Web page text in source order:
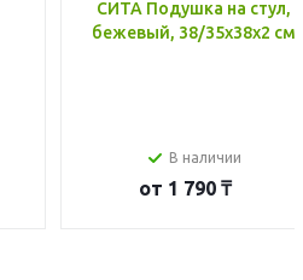
СИТА Подушка на стул,
бежевый, 38/35x38x2 см
В наличии
от 1 790 ₸